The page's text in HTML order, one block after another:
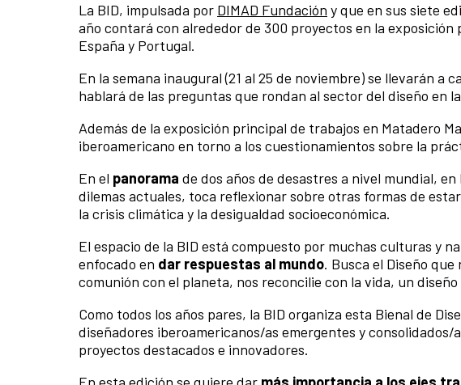
La BID, impulsada por DIMAD Fundación y que en sus siete
año contará con alrededor de 300 proyectos en la
España y Portugal.
En la semana inaugural (21 al 25 de noviembre) se llevarán a
hablará de las preguntas que rondan al sector del diseño en
Además de la exposición principal de trabajos en Matadero
iberoamericano en torno a los cuestionamientos sobre la
En el panorama de dos años de desastres a nivel mundial,
dilemas actuales, toca reflexionar sobre otras formas de
la crisis climática y la desigualdad socioeconómica.
El espacio de la BID está compuesto por muchas culturas y
enfocado en dar respuestas al mundo. Busca el Diseño
comunión con el planeta, nos reconcilie con la vida, un
Como todos los años pares, la BID organiza esta Bienal de
diseñadores iberoamericanos/as emergentes y
proyectos destacados e innovadores.